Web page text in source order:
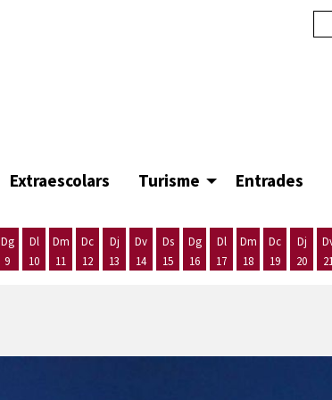
Extraescolars Turisme Entrades
Dg
9
Dl
10
Dm
11
Dc
12
Dj
13
Dv
14
Ds
15
Dg
16
Dl
17
Dm
18
Dc
19
Dj
20